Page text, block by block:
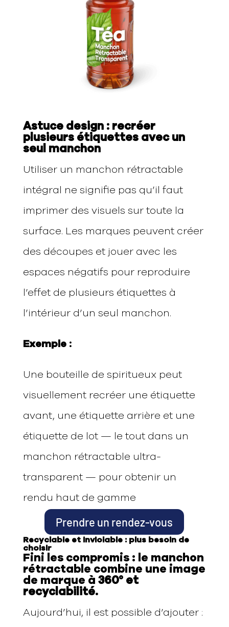
Astuce design : recréer
plusieurs étiquettes avec un
seul manchon
Utiliser un manchon rétractable
intégral ne signifie pas qu’il faut
imprimer des visuels sur toute la
surface. Les marques peuvent créer
des découpes et jouer avec les
espaces négatifs pour reproduire
l’effet de plusieurs étiquettes à
l’intérieur d’un seul manchon.
Exemple :
Une bouteille de spiritueux peut
visuellement recréer une étiquette
avant, une étiquette arrière et une
étiquette de lot — le tout dans un
manchon rétractable ultra-
transparent — pour obtenir un
rendu haut de gamme
Prendre un rendez-vous
Recyclable et inviolable : plus besoin de
choisir
Fini les compromis : le manchon
rétractable combine une image
de marque à 360° et
recyclabilité.
Aujourd’hui, il est possible d’ajouter :